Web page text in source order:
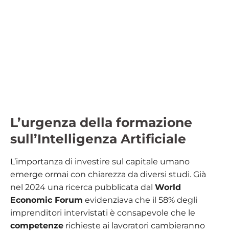
L’urgenza della formazione
sull’Intelligenza Artificiale
L’importanza di investire sul capitale umano
emerge ormai con chiarezza da diversi studi. Già
nel 2024 una ricerca pubblicata dal World
Economic Forum evidenziava che il 58% degli
imprenditori intervistati è consapevole che le
competenze richieste ai lavoratori cambieranno